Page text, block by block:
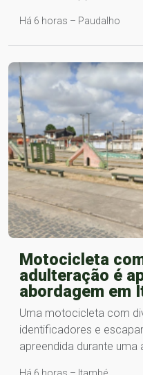
Há 6 horas – Paudalho
Motocicleta
adulteração é
abordagem em
Uma motocicleta com
identificadores e
apreendida durante uma